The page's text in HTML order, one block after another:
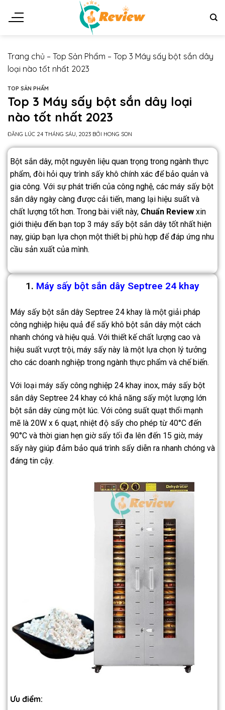
Trang chủ – Top Sản Phẩm – Top 3 Máy sấy bột sắn dây
loại nào tốt nhất 2023
TOP SẢN PHẨM
Top 3 Máy sấy bột sắn dây loại
nào tốt nhất 2023
ĐĂNG LÚC 24 THÁNG SÁU, 2023 BỞI HONG SON
Bột sắn dây, một nguyên liệu quan trọng trong ngành thực
phẩm, đòi hỏi quy trình sấy khô chính xác để bảo quản và
gia công. Với sự phát triển của công nghệ, các máy sấy bột
sắn dây ngày càng được cải tiến, mang lại hiệu suất và
chất lượng tốt hơn. Trong bài viết này, Chuẩn Review xin
giới thiệu đến bạn top 3 máy sấy bột sắn dây tốt nhất hiện
nay, giúp bạn lựa chọn một thiết bị phù hợp để đáp ứng nhu
cầu sản xuất của mình.
1. Máy sấy bột sắn dây Septree 24 khay
Máy sấy bột sắn dây Septree 24 khay là một giải pháp
công nghiệp hiệu quả để sấy khô bột sắn dây một cách
nhanh chóng và hiệu quả. Với thiết kế chất lượng cao và
hiệu suất vượt trội, máy sấy này là một lựa chọn lý tưởng
cho các doanh nghiệp trong ngành thực phẩm và chế biến.
Với loại máy sấy công nghiệp 24 khay inox, máy sấy bột
sắn dây Septree 24 khay có khả năng sấy một lượng lớn
bột sắn dây cùng một lúc. Với công suất quạt thổi mạnh
mẽ là 20W x 6 quạt, nhiệt độ sấy cho phép từ 40°C đến
90°C và thời gian hẹn giờ sấy tối đa lên đến 15 giờ, máy
sấy này giúp đảm bảo quá trình sấy diễn ra nhanh chóng và
đáng tin cậy.
Ưu điểm: